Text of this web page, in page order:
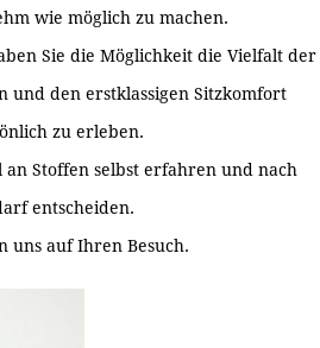
wie möglich zu machen.
Sie die Möglichkeit die Vielfalt der
und den erstklassigen Sitzkomfort
zu erleben.
an Stoffen selbst erfahren und nach
entscheiden.
uns auf Ihren Besuch.